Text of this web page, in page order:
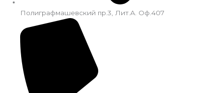
Полиграфмашевский пр.3, Лит.А. Оф.407